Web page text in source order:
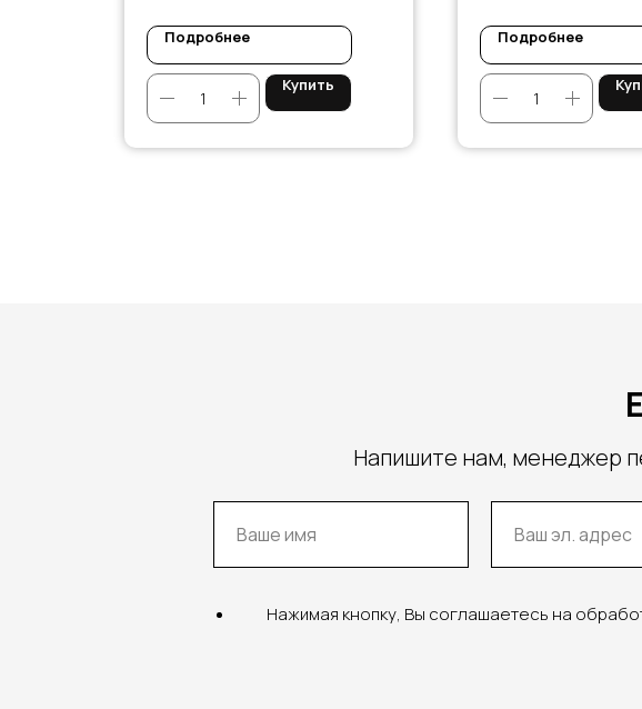
Подробнее
Купить
Подробнее
Напишите нам, менеджер
Нажимая кнопку, Вы соглашаетесь на